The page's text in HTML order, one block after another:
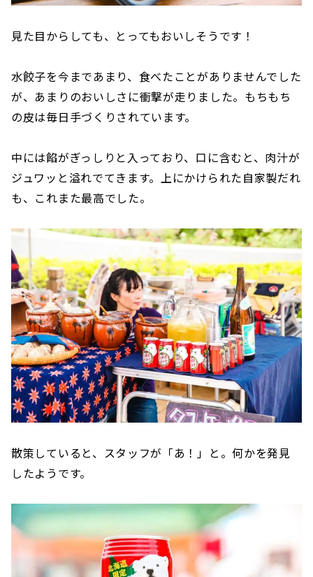
見た目からしても、とってもおいしそうです！
水餃子を今まであまり、食べたことがありませんでした
が、あまりのおいしさに衝撃が走りました。もちもち
の皮は毎日手づくりされています。
中には餡がぎっしりと入っており、口に含むと、肉汁が
ジュワッと溢れでてきます。上にかけられた自家製だれ
も、これまた最高でした。
散策していると、スタッフが「あ！」と。何かを発見
したようです。